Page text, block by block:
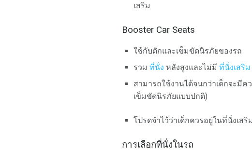
เสริม
Booster Car Seats
ใช้กับตักและเข็มขัดนิรภัยของรถ
รวม ที่นั่ง หลังสูงและไม่มี ที่นั่งเสริม
สามารถใช้งานได้จนกว่าเด็กจะมีค
เข็มขัดนิรภัยแบบปกติ)
โปรดจำไว้ว่าเด็กควรอยู่ในที่นั่งเส
การเลือกที่นั่งในรถ